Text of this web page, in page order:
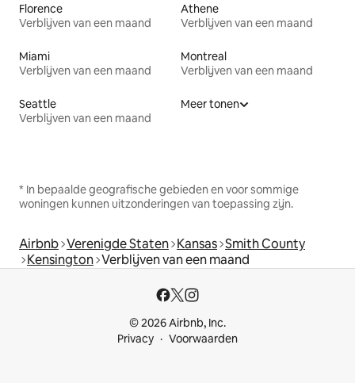
Florence
Verblijven van een maand
Athene
Verblijven van een maand
Miami
Verblijven van een maand
Montreal
Verblijven van een maand
Seattle
Verblijven van een maand
Meer tonen
* In bepaalde geografische gebieden en voor sommige
woningen kunnen uitzonderingen van toepassing zijn.
Airbnb Verenigde Staten Kansas Smith County
Kensington Verblijven van een maand
© 2026 Airbnb, Inc.
Privacy
Voorwaarden